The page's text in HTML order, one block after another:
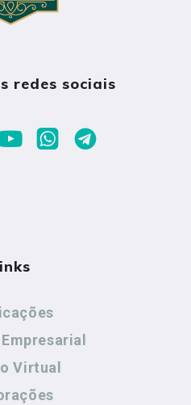
redes sociais
Virtual